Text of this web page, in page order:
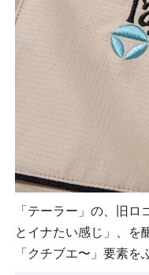
「テーラー」の、旧
とイナたい感じ」、を
「クチブエ〜」要素を